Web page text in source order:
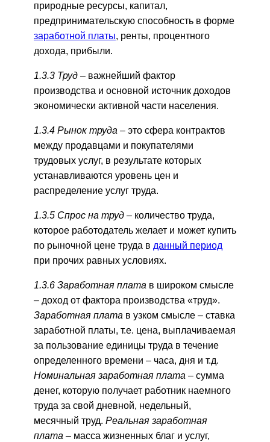
природные ресурсы, капитал,
предпринимательскую способность в форме
заработной платы, ренты, процентного
дохода, прибыли.
1.3.3 Труд – важнейший фактор
производства и основной источник доходов
экономически активной части населения.
1.3.4 Рынок труда – это сфера контрактов
между продавцами и покупателями
трудовых услуг, в результате которых
устанавливаются уровень цен и
распределение услуг труда.
1.3.5 Спрос на труд – количество труда,
которое работодатель желает и может купить
по рыночной цене труда в данный период
при прочих равных условиях.
1.3.6 Заработная плата в широком смысле
– доход от фактора производства «труд».
Заработная плата в узком смысле – ставка
заработной платы, т.е. цена, выплачиваемая
за пользование единицы труда в течение
определенного времени – часа, дня и т.д.
Номинальная заработная плата – сумма
денег, которую получает работник наемного
труда за свой дневной, недельный,
месячный труд. Реальная заработная
плата – масса жизненных благ и услуг,